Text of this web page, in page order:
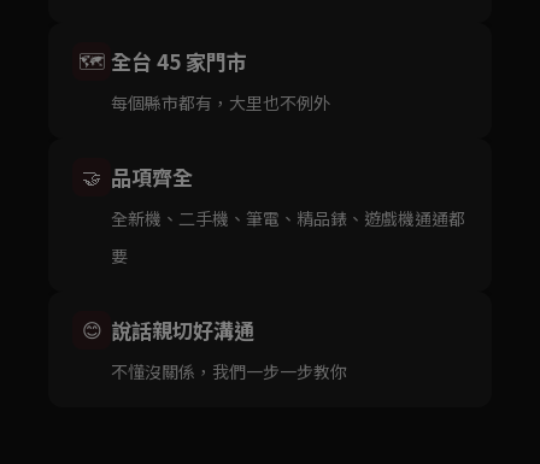
🗺️ 全台 45 家門市
每個縣市都有，大里也不例外
🤝 品項齊全
全新機、二手機、筆電、精品錶、遊戲機通通都
要
😊 說話親切好溝通
不懂沒關係，我們一步一步教你